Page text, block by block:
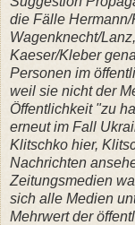
die Fälle Hermann/
Wagenknecht/
Kaeser/Kleber
Personen im
weil sie nicht der
Öffentlichkeit "zu
erneut im Fall
Klitschko hier,
Nachrichten
Zeitungsmedien
sich alle Medien
Mehrwert der